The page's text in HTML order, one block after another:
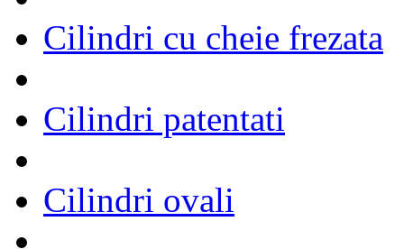
Cilindri cu cheie frezata
Cilindri patentati
Cilindri ovali